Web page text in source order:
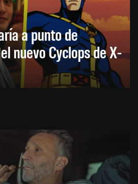
a punto de
nuevo Cyclops de X-